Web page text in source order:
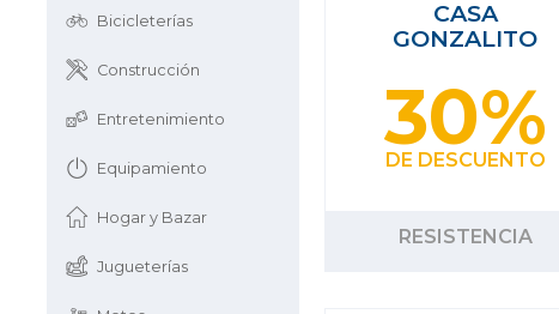
Bicicleterías
Construcción
Entretenimiento
Equipamiento
Hogar y Bazar
Jugueterías
CASA
GONZALITO
30%
DE DESCUENTO
RESISTENCIA